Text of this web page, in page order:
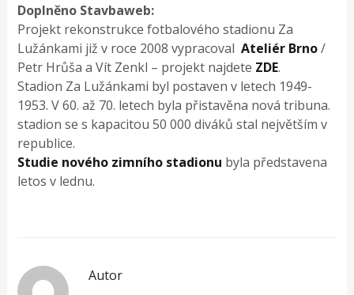
Doplněno Stavbaweb:
Projekt rekonstrukce fotbalového stadionu Za
Lužánkami již v roce 2008 vypracovalAteliér Brno/
Petr Hrůša a Vít Zenkl – projekt najdete ZDE.
Stadion Za Lužánkami byl postaven v letech 1949-
1953. V 60. až 70. letech byla přistavěna nová tribuna.
stadion se s kapacitou 50 000 diváků stal největším v
republice.
Studie nového zimního stadionu byla představena
letos v lednu.
Autor